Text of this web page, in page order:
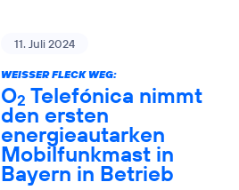
11. Juli 2024
WEISSER FLECK WEG:
O2 Telefónica nimmt
den ersten
energieautarken
Mobilfunkmast in
Bayern in Betrieb